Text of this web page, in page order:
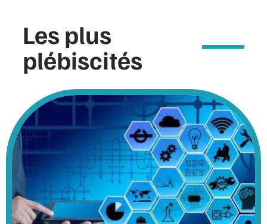
Les plus
plébiscités